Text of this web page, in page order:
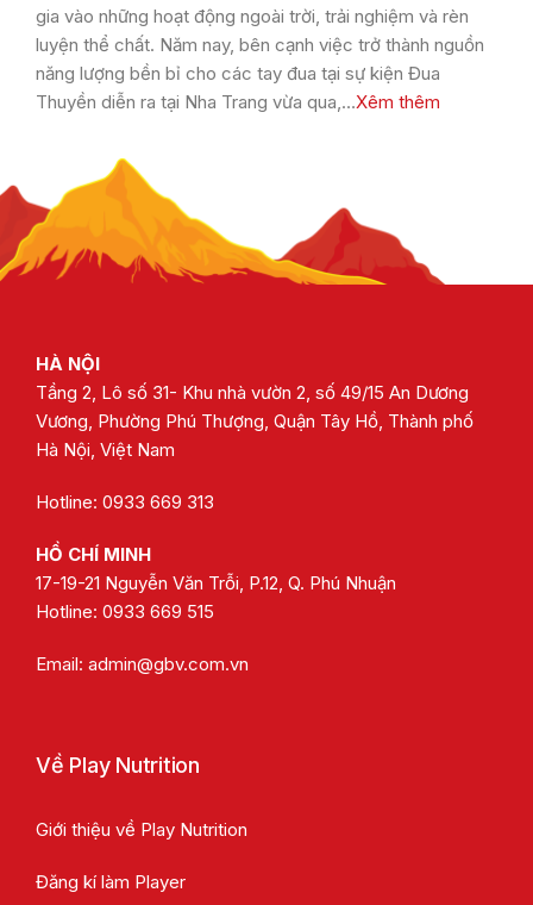
gia vào những hoạt động ngoài trời, trải nghiệm và rèn
luyện thể chất. Năm nay, bên cạnh việc trở thành nguồn
năng lượng bền bỉ cho các tay đua tại sự kiện Đua
Thuyền diễn ra tại Nha Trang vừa qua,…Xêm thêm
HÀ NỘI
Tầng 2, Lô số 31- Khu nhà vườn 2, số 49/15 An Dương
Vương, Phường Phú Thượng, Quận Tây Hồ, Thành phố
Hà Nội, Việt Nam
Hotline: 0933 669 313
HỒ CHÍ MINH
17-19-21 Nguyễn Văn Trỗi, P.12, Q. Phú Nhuận
Hotline: 0933 669 515
Email: admin@gbv.com.vn
Về Play Nutrition
Giới thiệu về Play Nutrition
Đăng kí làm Player